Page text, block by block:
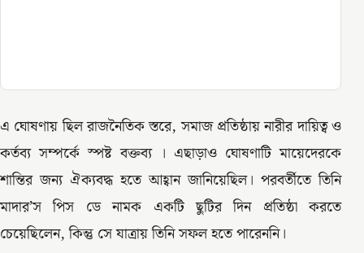
এ ঘোষণায় ছিল রাজনৈতিক স্তরে, সমাজ প্রতিষ্ঠায় নারীর দায়িত্ব ও
কর্তব্য সম্পর্কে স্পষ্ট বক্তব্য । এছাড়াও ঘোষণাটি মায়েদেরকে
শান্তির জন্য ঐক্যবদ্ধ হতে আহ্বান জানিয়েছিল। পরবর্তীতে তিনি
মাদার’স পিস ডে নামক একটি ছুটির দিন প্রতিষ্ঠা করতে
চেয়েছিলেন, কিন্তু সে যাত্রায় তিনি সফল হতে পারেননি।